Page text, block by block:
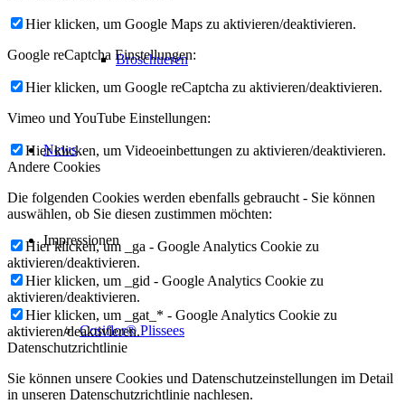
Broschueren
News
Impressionen
Cosiflor® Plissees
Hier klicken, um Google Maps zu aktivieren/deaktivieren.
Google reCaptcha Einstellungen:
Hier klicken, um Google reCaptcha zu aktivieren/deaktivieren.
Vimeo und YouTube Einstellungen:
Hier klicken, um Videoeinbettungen zu aktivieren/deaktivieren.
Andere Cookies
Die folgenden Cookies werden ebenfalls gebraucht - Sie können
auswählen, ob Sie diesen zustimmen möchten:
Hier klicken, um _ga - Google Analytics Cookie zu
aktivieren/deaktivieren.
Hier klicken, um _gid - Google Analytics Cookie zu
aktivieren/deaktivieren.
Hier klicken, um _gat_* - Google Analytics Cookie zu
aktivieren/deaktivieren.
Datenschutzrichtlinie
Sie können unsere Cookies und Datenschutzeinstellungen im Detail
in unseren Datenschutzrichtlinie nachlesen.